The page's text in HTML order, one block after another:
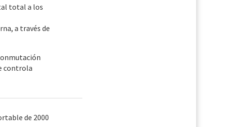
total a los
a través de
controla
de 2000